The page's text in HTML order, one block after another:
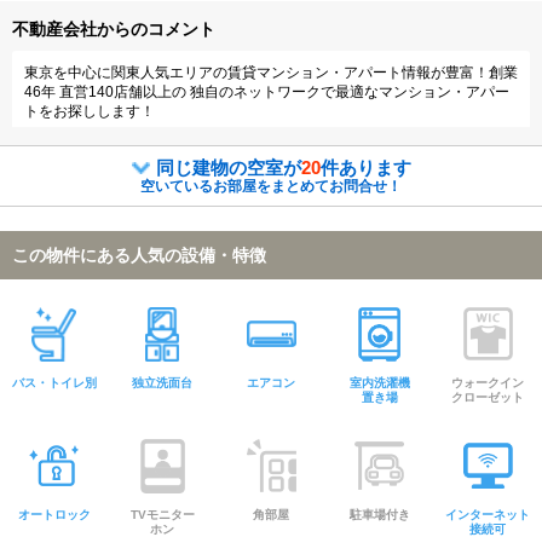
不動産会社からのコメント
東京を中心に関東人気エリアの賃貸マンション・アパート情報が豊富！創業
46年 直営140店舗以上の 独自のネットワークで最適なマンション・アパー
トをお探しします！
同じ建物の空室が20件あります
空いているお部屋をまとめてお問合せ！
この物件にある人気の設備・特徴
バス・トイレ別 独立洗面台 エアコン
室内洗濯機
置き場
ウォークイン
クローゼット
オートロック
TVモニター
ホン
角部屋 駐車場付き
インターネット
接続可